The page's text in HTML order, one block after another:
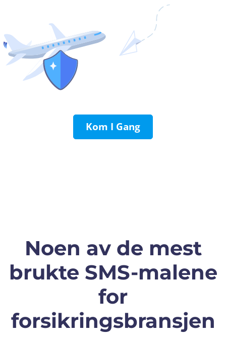
Kom I Gang
Noen av de mest
brukte SMS-malene
for
forsikringsbransjen